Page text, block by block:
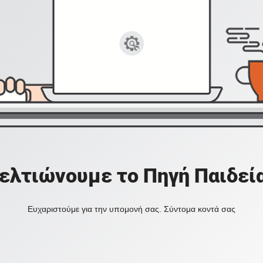
το Πηγή
Ευχαριστούμε για την υπομονή σας. Σύντομα κοντά σας